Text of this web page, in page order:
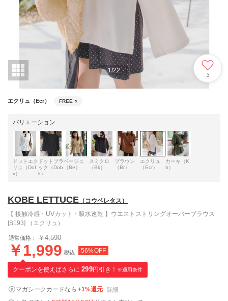
1/22
5
エクリュ（Ecr） FREE ○
バリエーション
ドットエク
リュ（DoI
v）
ドットブラ
ック（Dob
k）
ベージュ
（Be）
スミクロ
（Bk）
ブラウン
（Br）
エクリュ
（Ecr）
カーキ（K
h）
KOBE LETTUCE （コウベレタス）
【 接触冷感・UVカット・吸水速乾 】ウエストストリングオーバーブラウス
[S193] （エクリュ）
通常価格： ￥4,590
￥1,999 税込 56%OFF
クーポンを使えばさらに 299円引き！ ※適用条件
マガシークカードなら +1%還元 詳細